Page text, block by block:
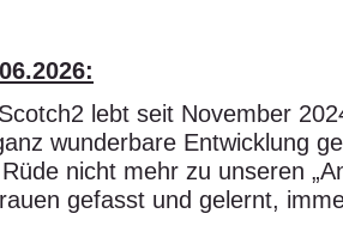
lebt seit November
wunderbare Entwicklung
nicht mehr zu unseren
gefasst und gelernt,